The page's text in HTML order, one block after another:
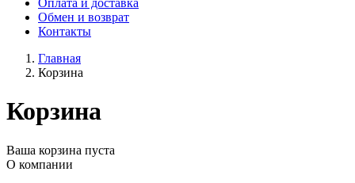
Оплата и доставка
Обмен и возврат
Контакты
Главная
Корзина
Корзина
Ваша корзина пуста
О компании